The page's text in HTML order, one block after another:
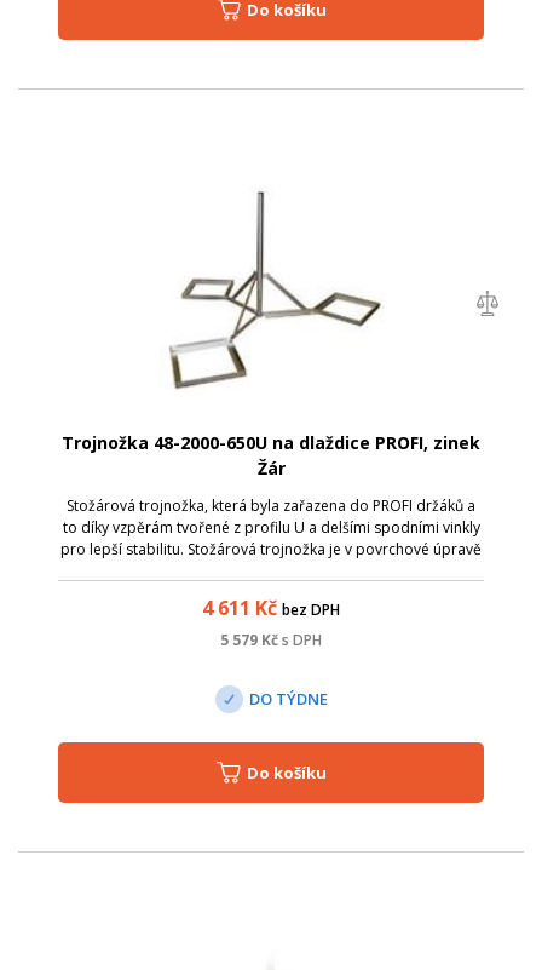
Do košíku
Trojnožka 48-2000-650U na dlaždice PROFI, zinek
Žár
Stožárová trojnožka, která byla zařazena do PROFI držáků a
to díky vzpěrám tvořené z profilu U a delšími spodními vinkly
pro lepší stabilitu. Stožárová trojnožka je v povrchové úpravě
4 611 Kč bez DPH
5 579 Kčs DPH
DO TÝDNE
Do košíku